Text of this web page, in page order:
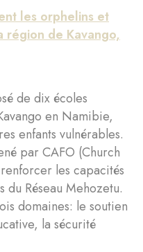
les orphelins et
région de Kavango,
de dix écoles
en Namibie,
enfants vulnérables.
par CAFO (Church
les capacités
du Réseau Mehozetu.
domaines: le soutien
la sécurité